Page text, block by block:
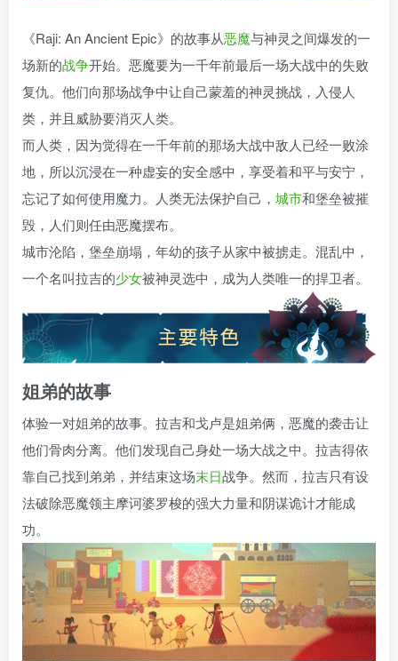
《Raji: An Ancient Epic》的故事从恶魔与神灵之间爆发的一
场新的战争开始。恶魔要为一千年前最后一场大战中的失败
复仇。他们向那场战争中让自己蒙羞的神灵挑战，入侵人
类，并且威胁要消灭人类。
而人类，因为觉得在一千年前的那场大战中敌人已经一败涂
地，所以沉浸在一种虚妄的安全感中，享受着和平与安宁，
忘记了如何使用魔力。人类无法保护自己， 城市和堡垒被摧
毁，人们则任由恶魔摆布。
城市沦陷，堡垒崩塌，年幼的孩子从家中被掳走。混乱中，
一个名叫拉吉的少女被神灵选中，成为人类唯一的捍卫者。
姐弟的故事
体验一对姐弟的故事。拉吉和戈卢是姐弟俩，恶魔的袭击让
他们骨肉分离。他们发现自己身处一场大战之中。拉吉得依
靠自己找到弟弟，并结束这场末日战争。然而，拉吉只有设
法破除恶魔领主摩诃婆罗梭的强大力量和阴谋诡计才能成
功。